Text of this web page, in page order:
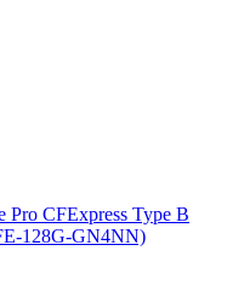
Pro CFExpress Type B
128G-GN4NN)